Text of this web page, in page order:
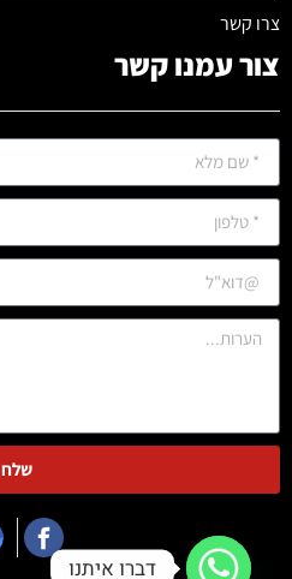
צרו קשר
צור עמנו קשר
שלח
דברו איתנו